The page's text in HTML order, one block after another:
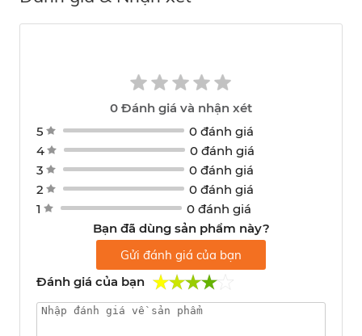
0 Đánh giá và nhận xét
5
0 đánh giá
4
0 đánh giá
3
0 đánh giá
2
0 đánh giá
1
0 đánh giá
Bạn đã dùng sản phẩm này?
Gửi đánh giá của bạn
Đánh giá của bạn